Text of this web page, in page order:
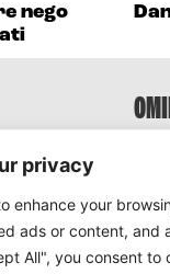
privacy
enhance your
ads or content, and
All", you consent to
nego
ODGOVARA ZA